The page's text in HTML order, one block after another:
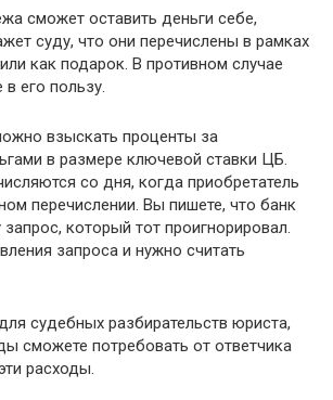
сможет оставить деньги себе,
суду, что они перечислены в рамках
как подарок. В противном случае
его пользу.
взыскать проценты за
в размере ключевой ставки ЦБ.
со дня, когда приобретатель
перечислении. Вы пишете, что банк
запрос, который тот проигнорировал.
запроса и нужно считать
судебных разбирательств юриста,
сможете потребовать от ответчика
расходы.